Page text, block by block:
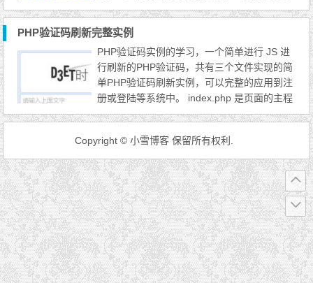
为.php，运行即可，而源码的实用方式也很简
单，就是判断 $_SESSION[‘yanzheng’] 的值
和自己提交的是否相同，如果相同那么就可以
验证通过，不是很难的原理，就不多介绍了，
运行一下试试看吧。
PHP验证码刷新完整实例
PHP验证码实例的学习，一个简单进行 JS 进
行刷新的PHP验证码，共有三个文件实现的简
单PHP验证码刷新实例，可以完整的应用到注
册或登陆等系统中。 index.php 是页面的主程
序，主要验证验证码的正确与否，可以验证输
zm.js 验证码 JS 的刷新文件，主要实现无刷
新页面功能。 yzm.php 这个就是验证码的实
例文件了。。 其实这三个文件在使用的时候
可以整合成为一个文件...
Copyright © 小雪博客 保留所有权利.